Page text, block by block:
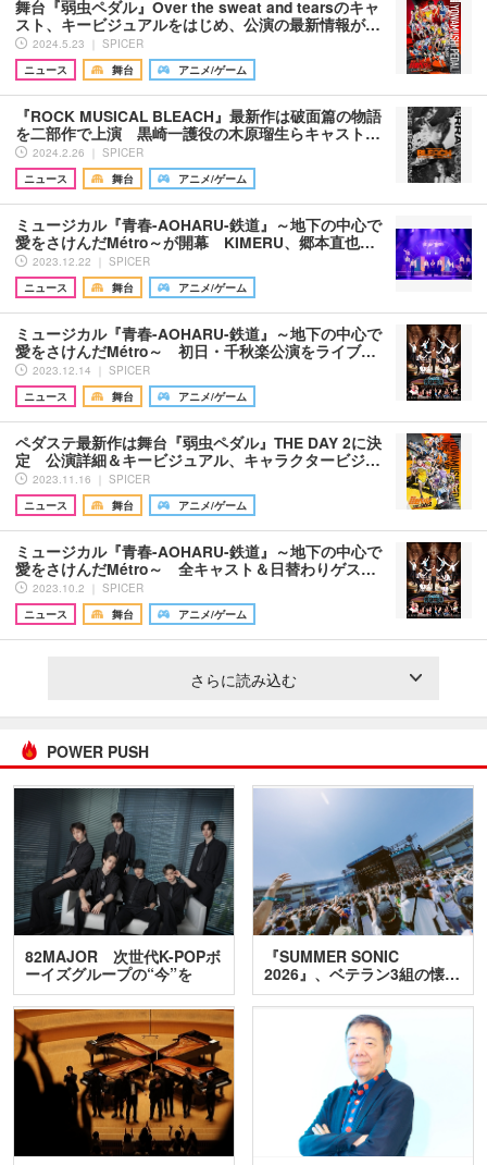
舞台『弱虫ペダル』Over the sweat and tearsのキャ
スト、キービジュアルをはじめ、公演の最新情報が…
2024.5.23 ｜ SPICER
ニュース
舞台 アニメ/ゲーム
『ROCK MUSICAL BLEACH』最新作は破面篇の物語
を二部作で上演 黒崎一護役の木原瑠生らキャスト…
2024.2.26 ｜ SPICER
ニュース
舞台 アニメ/ゲーム
ミュージカル『青春-AOHARU-鉄道』～地下の中心で
愛をさけんだMétro～が開幕 KIMERU、郷本直也…
2023.12.22 ｜ SPICER
ニュース
舞台 アニメ/ゲーム
ミュージカル『青春-AOHARU-鉄道』～地下の中心で
愛をさけんだMétro～ 初日・千秋楽公演をライブ…
2023.12.14 ｜ SPICER
ニュース
舞台 アニメ/ゲーム
ペダステ最新作は舞台『弱虫ペダル』THE DAY 2に決
定 公演詳細＆キービジュアル、キャラクタービジ…
2023.11.16 ｜ SPICER
ニュース
舞台 アニメ/ゲーム
ミュージカル『青春-AOHARU-鉄道』～地下の中心で
愛をさけんだMétro～ 全キャスト＆日替わりゲス…
2023.10.2 ｜ SPICER
ニュース
舞台 アニメ/ゲーム
さらに読み込む
POWER PUSH
82MAJOR 次世代K-POPボ
ーイズグループの“今”を
訊…
『SUMMER SONIC
2026』、ベテラン3組の懐…